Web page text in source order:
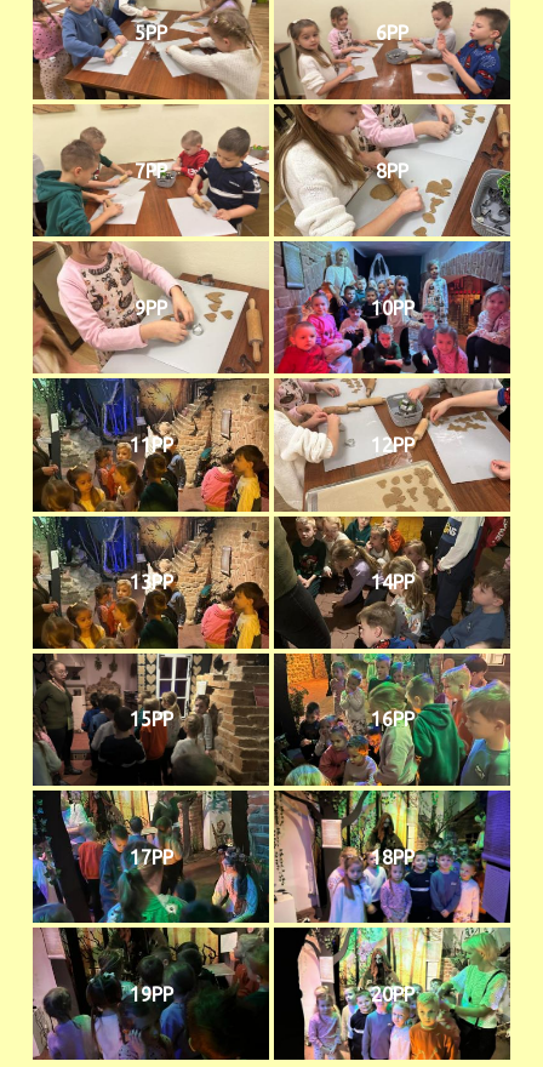
5PP 6PP
7PP 8PP
9PP 10PP
11PP 12PP
13PP 14PP
15PP 16PP
17PP 18PP
19PP 20PP